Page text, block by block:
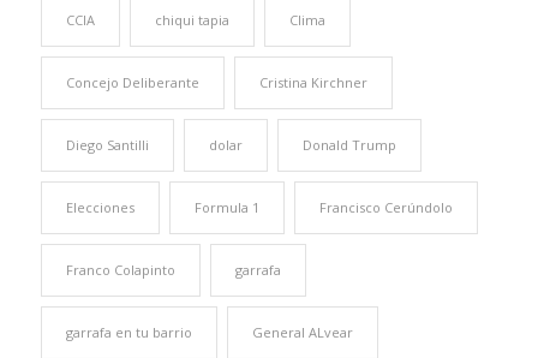
CCIA chiqui tapia Clima
Concejo Deliberante Cristina Kirchner
Diego Santilli dolar Donald Trump
Elecciones Formula 1 Francisco Cerúndolo
Franco Colapinto garrafa
garrafa en tu barrio General ALvear